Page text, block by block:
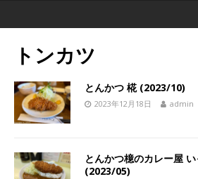
トンカツ
とんかつ 椛 (2023/10)
2023年12月18日 admin
とんかつ檍のカレー屋
(2023/05)